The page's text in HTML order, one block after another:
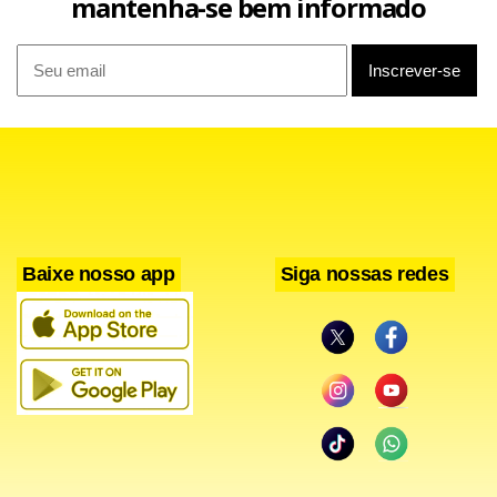
presos.
Segundo a polícia, a análise do material apreendido
Um dos trechos analisados mencionava uma “mulher da
transportadora” que teria sido responsável pela
informação de endereços de agentes públicos alvos de
ataques planejados.
Um segundo inquérito procurou identificar quem é essa
Baixe nosso app Siga nossas redes